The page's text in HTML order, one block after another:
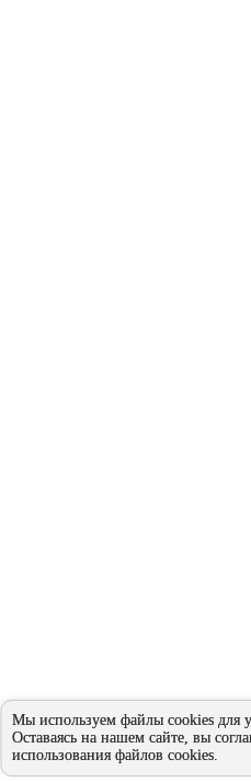
Мы используем файлы cookies для
Оставаясь на нашем сайте, вы
использования файлов cookies.